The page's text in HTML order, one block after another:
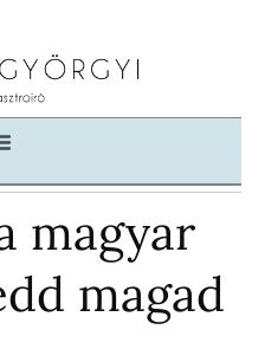
magyar
magad